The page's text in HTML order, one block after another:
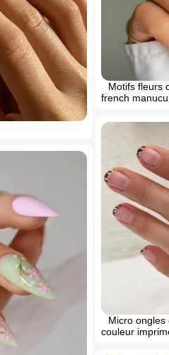
Motifs fleurs
french
Micro ongles
couleur